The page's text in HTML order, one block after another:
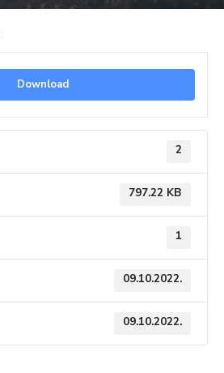
Download
2
797.22 KB
1
09.10.2022.
09.10.2022.